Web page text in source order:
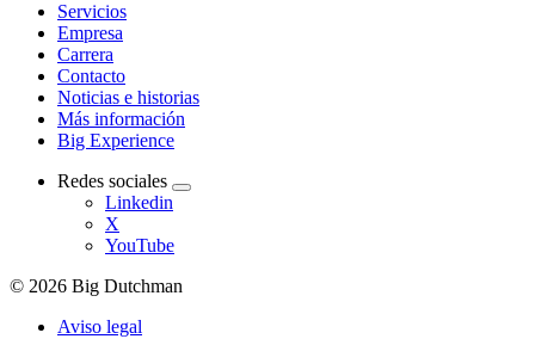
Servicios
Empresa
Carrera
Contacto
Noticias e historias
Más información
Big Experience
Redes sociales
Linkedin
X
YouTube
© 2026 Big Dutchman
Aviso legal